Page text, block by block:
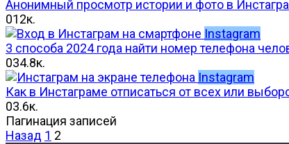
Анонимный просмотр истории и фото в
012к.
Instagram
3 способа 2024 года найти номер телефона
034.8к.
Instagram
Как в Инстаграме отписаться от всех или
03.6к.
Пагинация записей
Назад 1 2